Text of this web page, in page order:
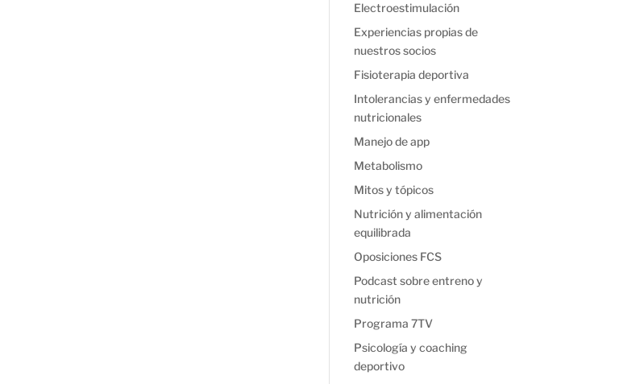
Electroestimulación
Experiencias propias de
nuestros socios
Fisioterapia deportiva
Intolerancias y enfermedades
nutricionales
Manejo de app
Metabolismo
Mitos y tópicos
Nutrición y alimentación
equilibrada
Oposiciones FCS
Podcast sobre entreno y
nutrición
Programa 7TV
Psicología y coaching
deportivo